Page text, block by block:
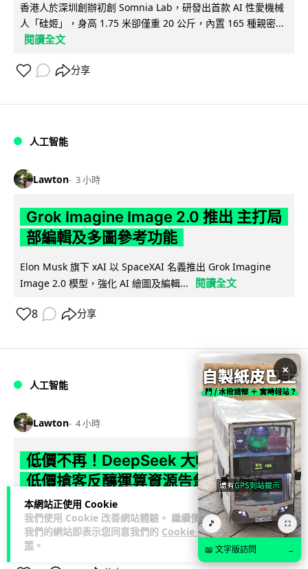
本網站正使用 Cookie
我們使用 Cookie 改善網站體驗。 繼續使用
我們的網站即表示您同意我們的 Cookie 政
策 。
香港人於深圳創辦初創 Somnia Lab，研發出首款 AI 性愛機械
人「硅姬」，身高 1.75 米卻僅重 20 公斤，內置 165 種親密...
閱讀全文
分享
人工智能
Lawton 3 小時
Grok Imagine Image 2.0 推出 主打局
部編輯及多圖參考功能
Elon Musk 旗下 xAI 以 SpaceXAI 名義推出 Grok Imagine
Image 2.0 模型，強化 AI 繪圖及編輯...
閱讀全文
8 分享
人工智能
Lawton 4 小時
低價不再！DeepSeek 大幅加價在即
低價搶客反釀運算資源告急
DeepSeek 因低價策略掀起需求熱潮，運算資源不勝負荷，官
方於 8 月 6 日宣布即將大幅上調 API 收費，惟未公布具體加
幅。事件與...
×
🎵 ⛶
📖 文字版訪問 →